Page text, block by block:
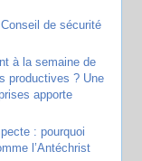
de sécurité
à la semaine de
productives ? Une
apporte
: pourquoi
l’Antéchrist